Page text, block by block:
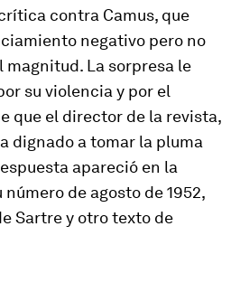
contra Camus, que
negativo pero no
magnitud. La sorpresa le
su violencia y por el
que el director de la revista,
dignado a tomar la pluma
apareció en la
de agosto de 1952,
Sartre y otro texto de